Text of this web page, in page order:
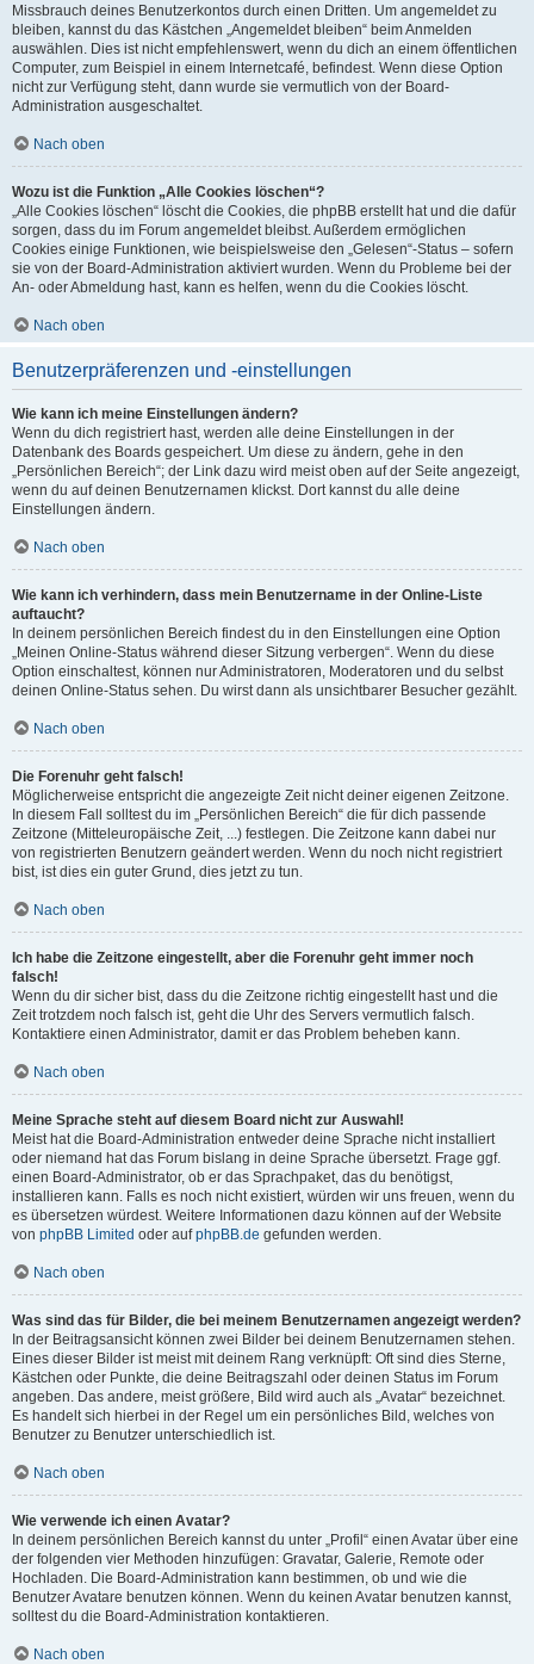
Missbrauch deines Benutzerkontos durch einen Dritten. Um angemeldet zu
bleiben, kannst du das Kästchen „Angemeldet bleiben“ beim Anmelden
auswählen. Dies ist nicht empfehlenswert, wenn du dich an einem öffentlichen
Computer, zum Beispiel in einem Internetcafé, befindest. Wenn diese Option
nicht zur Verfügung steht, dann wurde sie vermutlich von der Board-
Administration ausgeschaltet.
Nach oben
Wozu ist die Funktion „Alle Cookies löschen“?
„Alle Cookies löschen“ löscht die Cookies, die phpBB erstellt hat und die dafür
sorgen, dass du im Forum angemeldet bleibst. Außerdem ermöglichen
Cookies einige Funktionen, wie beispielsweise den „Gelesen“-Status – sofern
sie von der Board-Administration aktiviert wurden. Wenn du Probleme bei der
An- oder Abmeldung hast, kann es helfen, wenn du die Cookies löscht.
Nach oben
Benutzerpräferenzen und -einstellungen
Wie kann ich meine Einstellungen ändern?
Wenn du dich registriert hast, werden alle deine Einstellungen in der
Datenbank des Boards gespeichert. Um diese zu ändern, gehe in den
„Persönlichen Bereich“; der Link dazu wird meist oben auf der Seite angezeigt,
wenn du auf deinen Benutzernamen klickst. Dort kannst du alle deine
Einstellungen ändern.
Nach oben
Wie kann ich verhindern, dass mein Benutzername in der Online-Liste
auftaucht?
In deinem persönlichen Bereich findest du in den Einstellungen eine Option
„Meinen Online-Status während dieser Sitzung verbergen“. Wenn du diese
Option einschaltest, können nur Administratoren, Moderatoren und du selbst
deinen Online-Status sehen. Du wirst dann als unsichtbarer Besucher gezählt.
Nach oben
Die Forenuhr geht falsch!
Möglicherweise entspricht die angezeigte Zeit nicht deiner eigenen Zeitzone.
In diesem Fall solltest du im „Persönlichen Bereich“ die für dich passende
Zeitzone (Mitteleuropäische Zeit, ...) festlegen. Die Zeitzone kann dabei nur
von registrierten Benutzern geändert werden. Wenn du noch nicht registriert
bist, ist dies ein guter Grund, dies jetzt zu tun.
Nach oben
Ich habe die Zeitzone eingestellt, aber die Forenuhr geht immer noch
falsch!
Wenn du dir sicher bist, dass du die Zeitzone richtig eingestellt hast und die
Zeit trotzdem noch falsch ist, geht die Uhr des Servers vermutlich falsch.
Kontaktiere einen Administrator, damit er das Problem beheben kann.
Nach oben
Meine Sprache steht auf diesem Board nicht zur Auswahl!
Meist hat die Board-Administration entweder deine Sprache nicht installiert
oder niemand hat das Forum bislang in deine Sprache übersetzt. Frage ggf.
einen Board-Administrator, ob er das Sprachpaket, das du benötigst,
installieren kann. Falls es noch nicht existiert, würden wir uns freuen, wenn du
es übersetzen würdest. Weitere Informationen dazu können auf der Website
von phpBB Limited oder aufphpBB.de gefunden werden.
Nach oben
Was sind das für Bilder, die bei meinem Benutzernamen angezeigt werden?
In der Beitragsansicht können zwei Bilder bei deinem Benutzernamen stehen.
Eines dieser Bilder ist meist mit deinem Rang verknüpft: Oft sind dies Sterne,
Kästchen oder Punkte, die deine Beitragszahl oder deinen Status im Forum
angeben. Das andere, meist größere, Bild wird auch als „Avatar“ bezeichnet.
Es handelt sich hierbei in der Regel um ein persönliches Bild, welches von
Benutzer zu Benutzer unterschiedlich ist.
Nach oben
Wie verwende ich einen Avatar?
In deinem persönlichen Bereich kannst du unter „Profil“ einen Avatar über eine
der folgenden vier Methoden hinzufügen: Gravatar, Galerie, Remote oder
Hochladen. Die Board-Administration kann bestimmen, ob und wie die
Benutzer Avatare benutzen können. Wenn du keinen Avatar benutzen kannst,
solltest du die Board-Administration kontaktieren.
Nach oben